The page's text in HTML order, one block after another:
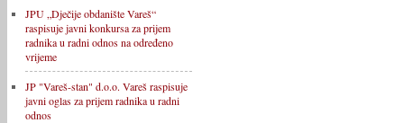
JPU „Dječije obdanište Vareš“
raspisuje javni konkursa za prijem
radnika u radni odnos na određeno
vrijeme
JP "Vareš-stan" d.o.o. Vareš raspisuje
javni oglas za prijem radnika u radni
odnos